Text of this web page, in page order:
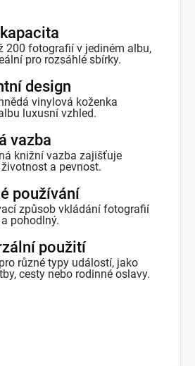
200 fotografií v jediném albu,
pro rozsáhlé sbírky.
design
vinylová koženka
luxusní vzhled.
vazba
knižní vazba zajišťuje
a pevnost.
používání
způsob vkládání fotografií
pohodlný.
použití
různé typy událostí, jako
cesty nebo rodinné oslavy.